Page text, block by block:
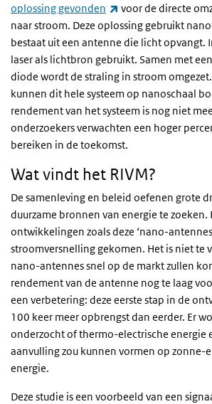
oplossing gevonden
(externe link)
voor de directe
naar stroom. Deze oplossing gebruikt
bestaat uit een antenne die licht opvangt.
laser als lichtbron gebruikt. Samen met
diode wordt de straling in stroom
kunnen dit hele systeem op nanoschaal
rendement van het systeem is nog niet
onderzoekers verwachten een hoger
bereiken in de toekomst.
Wat vindt het RIVM?
De samenleving en beleid oefenen grote
duurzame bronnen van energie te zoeken.
ontwikkelingen zoals deze ‘nano-
stroomversnelling gekomen. Het is niet te
nano-antennes snel op de markt zullen
rendement van de antenne nog te laag
een verbetering: deze eerste stap in de
100 keer meer opbrengst dan eerder. Er
onderzocht of thermo-electrische energie
aanvulling zou kunnen vormen op zonne-
energie.
Deze studie is een voorbeeld van een